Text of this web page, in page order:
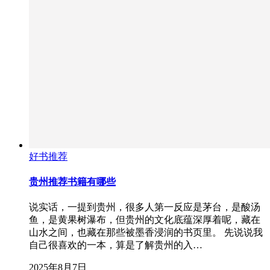
好书推荐
贵州推荐书籍有哪些
说实话，一提到贵州，很多人第一反应是茅台，是酸汤
鱼，是黄果树瀑布，但贵州的文化底蕴深厚着呢，藏在
山水之间，也藏在那些被墨香浸润的书页里。 先说说我
自己很喜欢的一本，算是了解贵州的入…
2025年8月7日